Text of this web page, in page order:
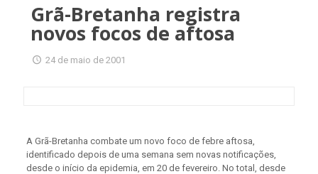
Grã-Bretanha registra
novos focos de aftosa
24 de maio de 2001
A Grã-Bretanha combate um novo foco de febre aftosa,
identificado depois de uma semana sem novas notificações,
desde o início da epidemia, em 20 de fevereiro. No total, desde